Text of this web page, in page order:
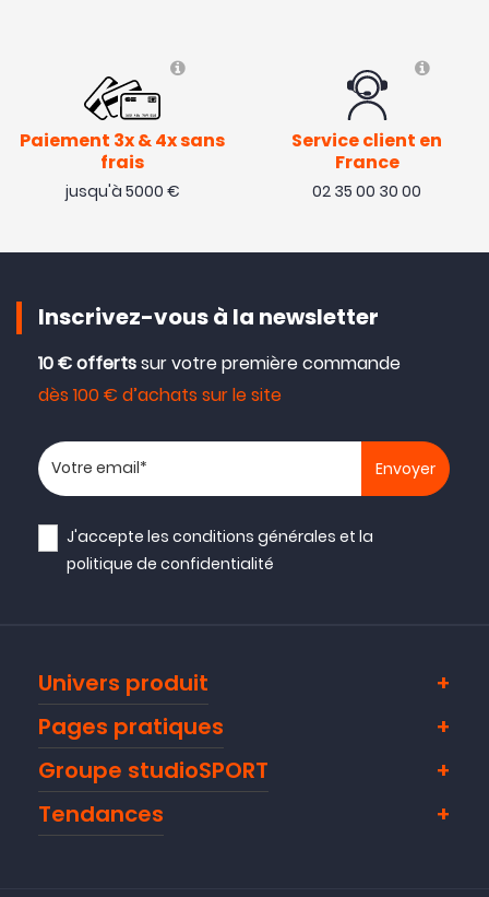
Paiement 3x & 4x sans
frais
jusqu'à 5000 €
Service client en
France
02 35 00 30 00
Inscrivez-vous à la newsletter
10 € offertssur votre première commande
dès 100 € d’achats sur le site
Votre adresse email
J'accepte lesconditions générales et la
politique de confidentialité
Univers produit
Pages pratiques
Groupe studioSPORT
Tendances